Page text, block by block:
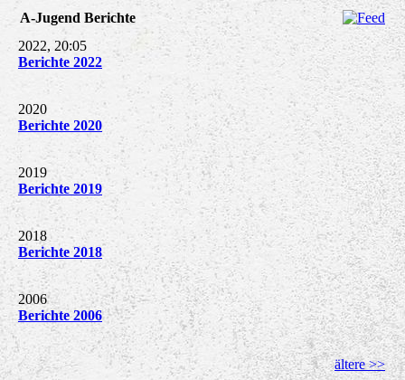
A-Jugend Berichte
2022, 20:05
Berichte 2022
2020
Berichte 2020
2019
Berichte 2019
2018
Berichte 2018
2006
Berichte 2006
ältere >>